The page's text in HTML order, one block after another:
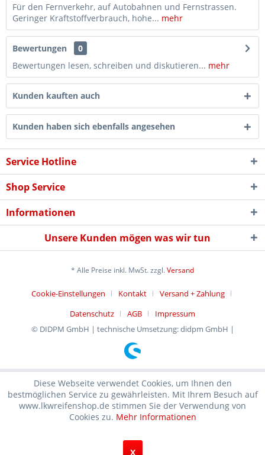
Für den Fernverkehr, auf Autobahnen und Fernstrassen.
Geringer Kraftstoffverbrauch, hohe... mehr
Bewertungen
0
Bewertungen lesen, schreiben und diskutieren... mehr
Kunden kauften auch
Kunden haben sich ebenfalls angesehen
Service Hotline
Shop Service
Informationen
Unsere Kunden mögen was wir tun
* Alle Preise inkl. MwSt. zzgl.Versand
Cookie-Einstellungen Kontakt
Versand + Zahlung
Datenschutz
AGB
Impressum
© DIDPM GmbH | technische Umsetzung: didpm GmbH |
Diese Webseite verwendet Cookies, um Ihnen den
bestmöglichen Service zu gewährleisten. Mit Ihrem Besuch auf
www.lkwreifenshop.de stimmen Sie der Verwendung von
Cookies zu. Mehr Informationen
X